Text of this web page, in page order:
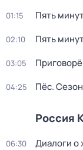
01:15 Пять
02:10 Пять
03:05
04:25 Пёс.
Россия
06:30 Диалоги о